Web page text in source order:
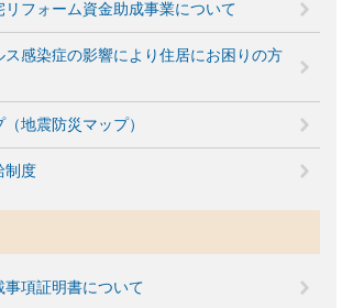
フォーム資金助成事業について
ス感染症の影響により住居にお困りの方
地震防災マップ）
制度
項証明書について